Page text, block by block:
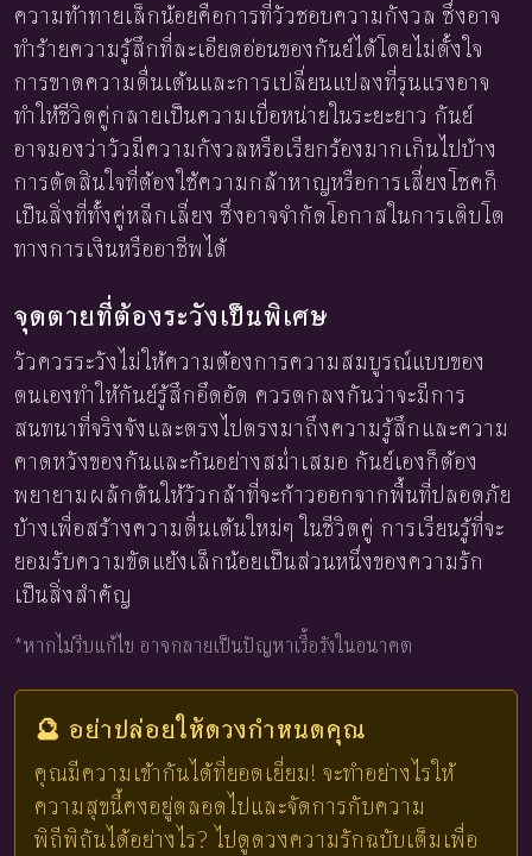
ความท้าทายเล็กน้อยคือการที่วัวชอบความกังวล ซึ่งอาจ
ทำร้ายความรู้สึกที่ละเอียดอ่อนของกันย์ได้โดยไม่ตั้งใจ
การขาดความตื่นเต้นและการเปลี่ยนแปลงที่รุนแรงอาจ
ทำให้ชีวิตคู่กลายเป็นความเบื่อหน่ายในระยะยาว กันย์
อาจมองว่าวัวมีความกังวลหรือเรียกร้องมากเกินไปบ้าง
การตัดสินใจที่ต้องใช้ความกล้าหาญหรือการเสี่ยงโชคก็
เป็นสิ่งที่ทั้งคู่หลีกเลี่ยง ซึ่งอาจจำกัดโอกาสในการเติบโต
ทางการเงินหรืออาชีพได้
จุดตายที่ต้องระวังเป็นพิเศษ
วัวควรระวังไม่ให้ความต้องการความสมบูรณ์แบบของ
ตนเองทำให้กันย์รู้สึกอึดอัด ควรตกลงกันว่าจะมีการ
สนทนาที่จริงจังและตรงไปตรงมาถึงความรู้สึกและความ
คาดหวังของกันและกันอย่างสม่ำเสมอ กันย์เองก็ต้อง
พยายามผลักดันให้วัวกล้าที่จะก้าวออกจากพื้นที่ปลอดภัย
บ้างเพื่อสร้างความตื่นเต้นใหม่ๆ ในชีวิตคู่ การเรียนรู้ที่จะ
ยอมรับความขัดแย้งเล็กน้อยเป็นส่วนหนึ่งของความรัก
เป็นสิ่งสำคัญ
*หากไม่รีบแก้ไข อาจกลายเป็นปัญหาเรื้อรังในอนาคต
🔮 อย่าปล่อยให้ดวงกำหนดคุณ
คุณมีความเข้ากันได้ที่ยอดเยี่ยม! จะทำอย่างไรให้
ความสุขนี้คงอยู่ตลอดไปและจัดการกับความ
พิถีพิถันได้อย่างไร? ไปดูดวงความรักฉบับเต็มเพื่อ